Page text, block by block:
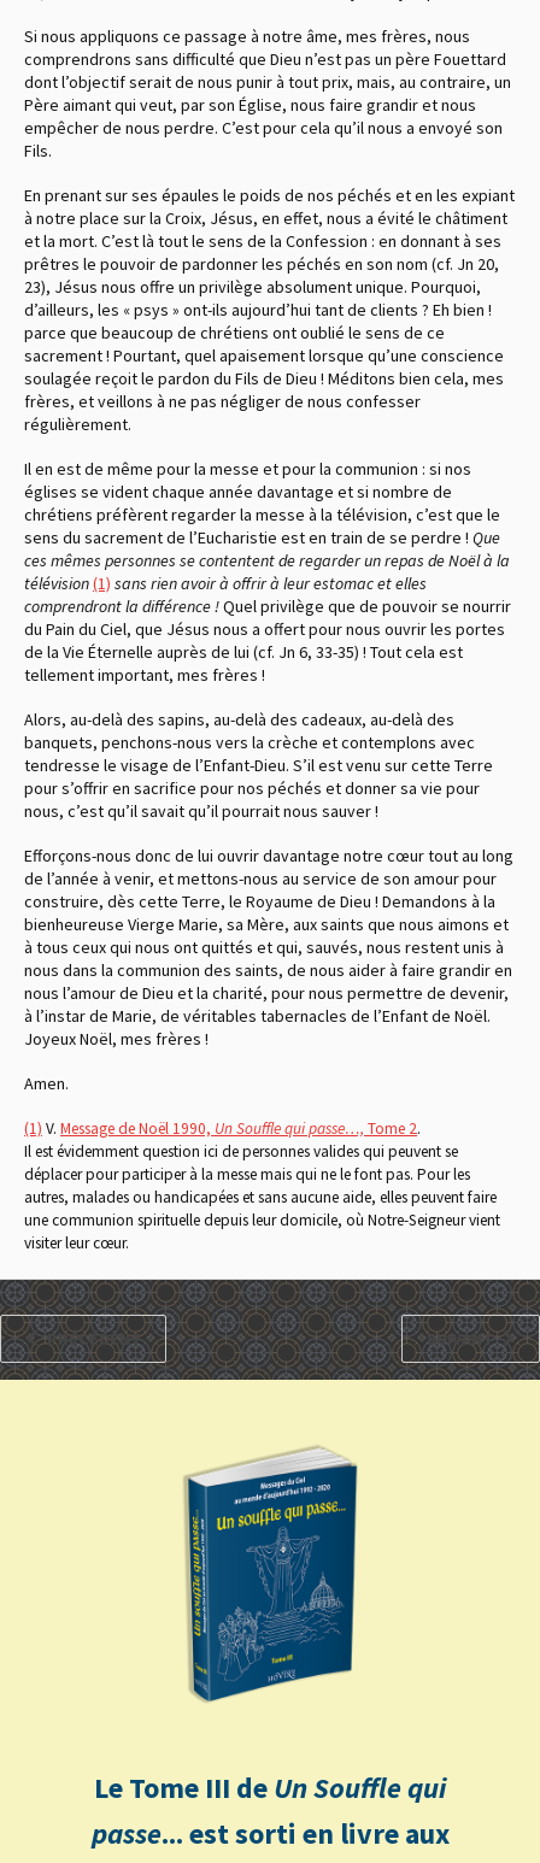
Si nous appliquons ce passage à notre âme, mes frères, nous
comprendrons sans difficulté que Dieu n’est pas un père Fouettard
dont l’objectif serait de nous punir à tout prix, mais, au contraire, un
Père aimant qui veut, par son Église, nous faire grandir et nous
empêcher de nous perdre. C’est pour cela qu’il nous a envoyé son
Fils.
En prenant sur ses épaules le poids de nos péchés et en les expiant
à notre place sur la Croix, Jésus, en effet, nous a évité le châtiment
et la mort. C’est là tout le sens de la Confession : en donnant à ses
prêtres le pouvoir de pardonner les péchés en son nom (cf. Jn 20,
23), Jésus nous offre un privilège absolument unique. Pourquoi,
d’ailleurs, les « psys » ont-ils aujourd’hui tant de clients ? Eh bien !
parce que beaucoup de chrétiens ont oublié le sens de ce
sacrement ! Pourtant, quel apaisement lorsque qu’une conscience
soulagée reçoit le pardon du Fils de Dieu ! Méditons bien cela, mes
frères, et veillons à ne pas négliger de nous confesser
régulièrement.
Il en est de même pour la messe et pour la communion : si nos
églises se vident chaque année davantage et si nombre de
chrétiens préfèrent regarder la messe à la télévision, c’est que le
sens du sacrement de l’Eucharistie est en train de se perdre ! Que
ces mêmes personnes se contentent de regarder un repas de Noël à la
télévision(1) sans rien avoir à offrir à leur estomac et elles
comprendront la différence !Quel privilège que de pouvoir se nourrir
du Pain du Ciel, que Jésus nous a offert pour nous ouvrir les portes
de la Vie Éternelle auprès de lui (cf. Jn 6, 33-35) ! Tout cela est
tellement important, mes frères !
Alors, au-delà des sapins, au-delà des cadeaux, au-delà des
banquets, penchons-nous vers la crèche et contemplons avec
tendresse le visage de l’Enfant-Dieu. S’il est venu sur cette Terre
pour s’offrir en sacrifice pour nos péchés et donner sa vie pour
nous, c’est qu’il savait qu’il pourrait nous sauver !
Efforçons-nous donc de lui ouvrir davantage notre cœur tout au long
de l’année à venir, et mettons-nous au service de son amour pour
construire, dès cette Terre, le Royaume de Dieu ! Demandons à la
bienheureuse Vierge Marie, sa Mère, aux saints que nous aimons et
à tous ceux qui nous ont quittés et qui, sauvés, nous restent unis à
nous dans la communion des saints, de nous aider à faire grandir en
nous l’amour de Dieu et la charité, pour nous permettre de devenir,
à l’instar de Marie, de véritables tabernacles de l’Enfant de Noël.
Joyeux Noël, mes frères !
Amen.
(1) V. Message de Noël 1990, Un Souffle qui passe…, Tome 2.
Il est évidemment question ici de personnes valides qui peuvent se
déplacer pour participer à la messe mais qui ne le font pas. Pour les
autres, malades ou handicapées et sans aucune aide, elles peuvent faire
une communion spirituelle depuis leur domicile, où Notre-Seigneur vient
visiter leur cœur.
PRÉCÉDENT SUIVANT
Le Tome III deUn Souffle qui
passe... est sorti en livre aux